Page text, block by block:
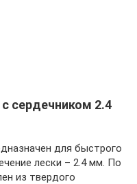
с сердечником 2.4
для быстрого
лески – 2.4 мм. По
из твердого